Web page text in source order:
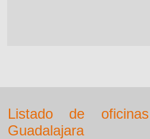
Listado de
Guadalajara